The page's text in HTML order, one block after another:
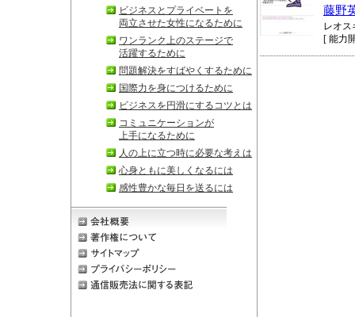
ビジネスとプライベートを
両立させた女性になるために
ワンランク上のステージで
活躍するために
問題解決をすばやくするために
国際力を身につけるために
ビジネスを円滑にするコツとは
コミュニケーションが
上手になるために
人の上に立つ時に必要な考えは
心身ともに美しくなるには
感性豊かな毎日を送るには
藤野
レオス
[ 能力